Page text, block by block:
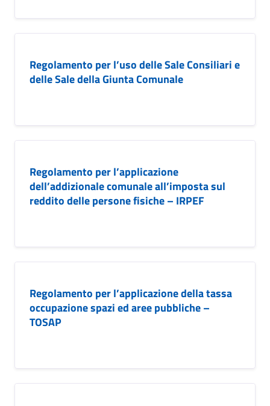
Regolamento per l’uso delle Sale Consiliari e
delle Sale della Giunta Comunale
Regolamento per l’applicazione
dell’addizionale comunale all’imposta sul
reddito delle persone fisiche – IRPEF
Regolamento per l’applicazione della tassa
occupazione spazi ed aree pubbliche –
TOSAP